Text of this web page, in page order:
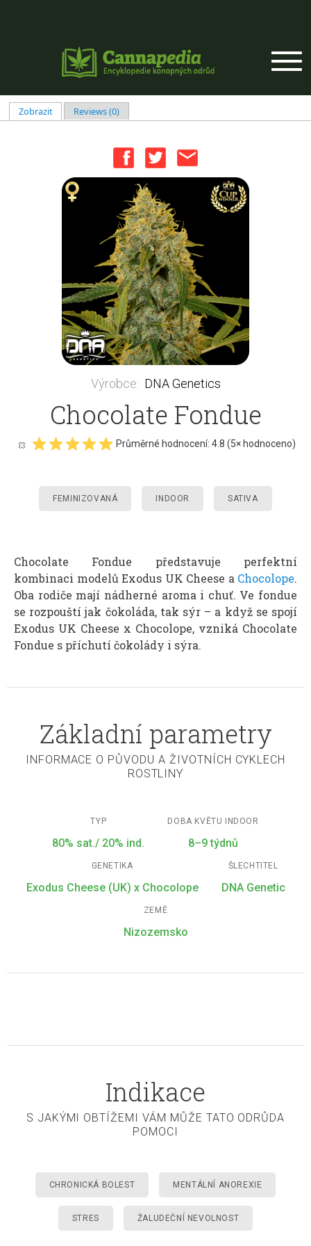
Hlavní záložky
Zobrazit(aktivní záložka)
Reviews (0)
Výrobce: DNA Genetics
Chocolate Fondue
Průměrné hodnocení: 4.8 (5× hodnoceno)
FEMINIZOVANÁ INDOOR SATIVA
Chocolate Fondue představuje perfektní
kombinaci modelů Exodus UK Cheese a Chocolope.
Oba rodiče mají nádherné aroma i chuť. Ve fondue
se rozpouští jak čokoláda, tak sýr – a když se spojí
Exodus UK Cheese x Chocolope, vzniká Chocolate
Fondue s příchutí čokolády i sýra.
Základní parametry
INFORMACE O PŮVODU A ŽIVOTNÍCH CYKLECH
ROSTLINY
TYP
80% sat./ 20% ind.
DOBA KVĚTU INDOOR
8–9 týdnů
GENETIKA
Exodus Cheese (UK) x Chocolope
ŠLECHTITEL
DNA Genetic
ZEMĚ
Nizozemsko
Indikace
S JAKÝMI OBTÍŽEMI VÁM MŮŽE TATO ODRŮDA
POMOCI
CHRONICKÁ BOLEST MENTÁLNÍ ANOREXIE
STRES ŽALUDEČNÍ NEVOLNOST